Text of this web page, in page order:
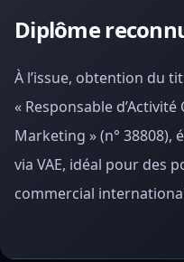
Diplôme
À l’issue, obtention du
« Responsable
Marketing » (n° 38808),
via VAE, idéal pour des
commercial